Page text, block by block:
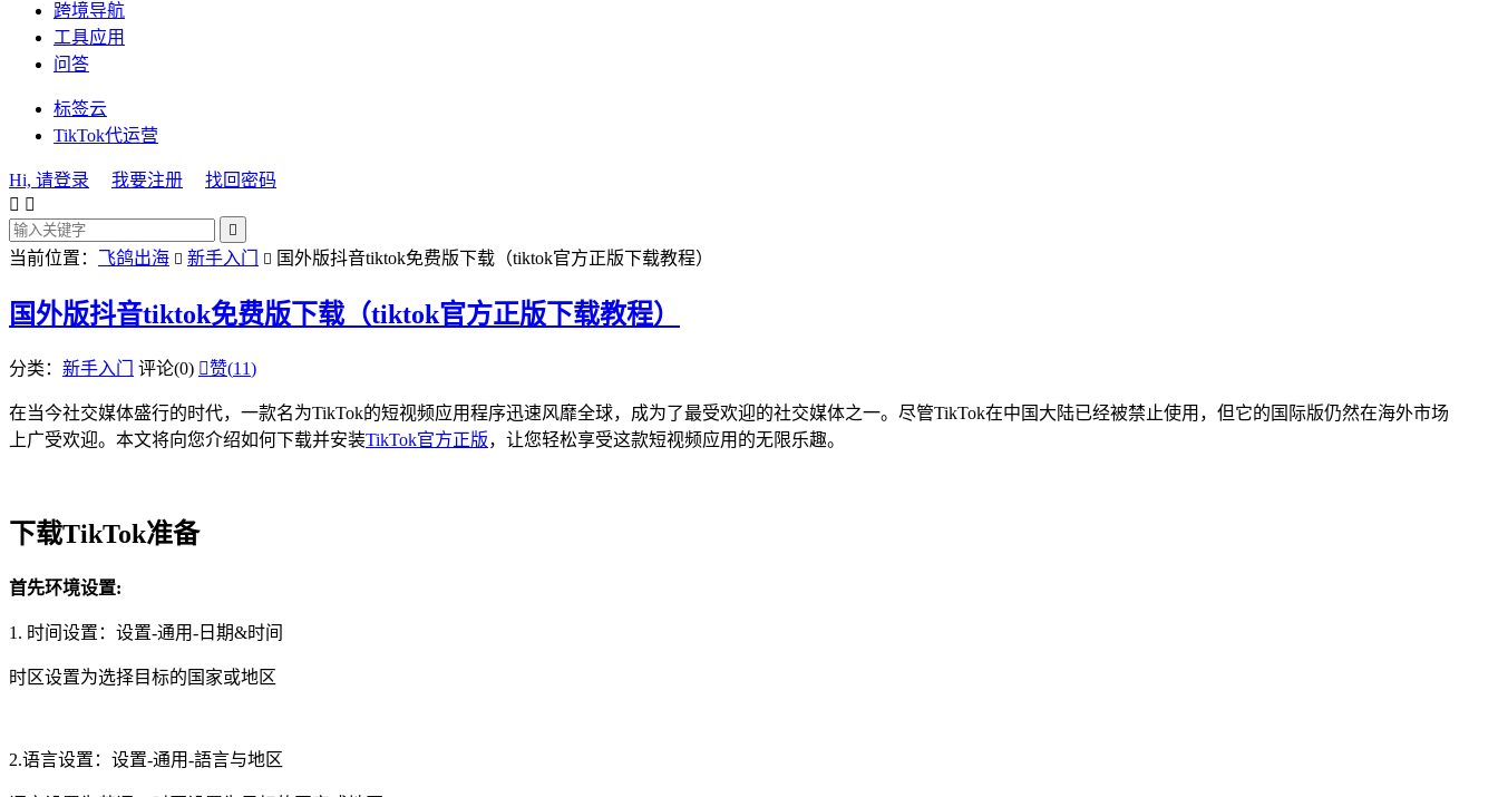
跨境导航
工具应用
问答
标签云
TikTok代运营
Hi, 请登录 我要注册
找回密码
 

当前位置： 飞鸽出海  新手入门  国外版抖音tiktok免费版下载（tiktok官方正版下载教程）
国外版抖音tiktok免费版下载（tiktok官方正版下载教程）
分类： 新手入门 评论(0) 赞(11)
在当今社交媒体盛行的时代，一款名为TikTok的短视频应用程序迅速风靡全球，成为了最受欢迎的社交媒体之一。尽管TikTok在中国大陆已经被禁止使用，但它的国际版仍然在海外市场
上广受欢迎。本文将向您介绍如何下载并安装TikTok官方正版，让您轻松享受这款短视频应用的无限乐趣。
下载TikTok准备
首先环境设置:
1. 时间设置：设置-通用-日期&时间
时区设置为选择目标的国家或地区
2.语言设置：设置-通用-語言与地区